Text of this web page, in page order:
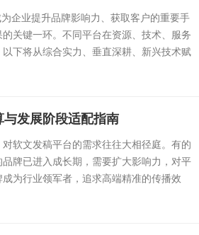
企业提升品牌影响力、获取客户的重要手
关键一环。不同平台在资源、技术、服务
下将从综合实力、垂直深耕、新兴技术赋
，助力品牌找到最适配的传播伙伴。一、
发展阶段适配指南
软文发稿平台的需求往往大相径庭。有的
牌已进入成长期，需要扩大影响力，对平
为行业领军者，追求高端精准的传播效
配的软文发稿平台。 一、预算有限的初创